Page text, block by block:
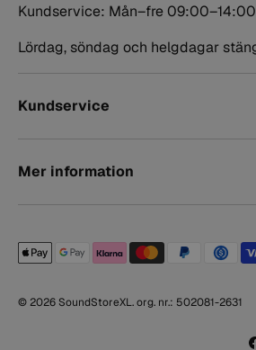
Kundservice: Mån–fre 09:00–14:00
Lördag, söndag och helgdagar
Kundservice
Mer information
Betalningsmetoder accepterade
© 2026 SoundStoreXL. org. nr.: 502081-2631